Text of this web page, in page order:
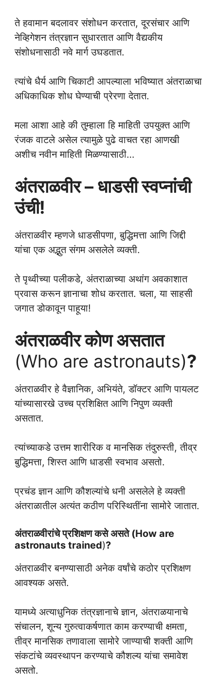
ते हवामान बदलावर संशोधन करतात, दूरसंचार आणि
नेव्हिगेशन तंत्रज्ञान सुधारतात आणि वैद्यकीय
संशोधनासाठी नवे मार्ग उघडतात.
त्यांचे धैर्य आणि चिकाटी आपल्याला भविष्यात अंतराळाचा
अधिकाधिक शोध घेण्याची प्रेरणा देतात.
मला आशा आहे की तुम्हाला हि माहिती उपयुक्त आणि
रंजक वाटले असेल त्यामुळे पुढे वाचत रहा आणखी
अशीच नवीन माहिती मिळण्यासाठी…
अंतराळवीर – धाडसी स्वप्नांची
उंची!
अंतराळवीर म्हणजे धाडसीपणा, बुद्धिमत्ता आणि जिद्दी
यांचा एक अद्भुत संगम असलेले व्यक्ती.
ते पृथ्वीच्या पलीकडे, अंतराळाच्या अथांग अवकाशात
प्रवास करून ज्ञानाचा शोध करतात. चला, या साहसी
जगात डोकावून पाहूया!
अंतराळवीर कोण असतात
(Who are astronauts)?
अंतराळवीर हे वैज्ञानिक, अभियंते, डॉक्टर आणि पायलट
यांच्यासारखे उच्च प्रशिक्षित आणि निपुण व्यक्ती
असतात.
त्यांच्याकडे उत्तम शारीरिक व मानसिक तंदुरुस्ती, तीव्र
बुद्धिमत्ता, शिस्त आणि धाडसी स्वभाव असतो.
प्रचंड ज्ञान आणि कौशल्यांचे धनी असलेले हे व्यक्ती
अंतराळातील अत्यंत कठीण परिस्थितींना सामोरे जातात.
अंतराळवीरांचे प्रशिक्षण कसे असते (How are
astronauts trained)?
अंतराळवीर बनण्यासाठी अनेक वर्षांचे कठोर प्रशिक्षण
आवश्यक असते.
यामध्ये अत्याधुनिक तंत्रज्ञानाचे ज्ञान, अंतराळयानाचे
संचालन, शून्य गुरुत्वाकर्षणात काम करण्याची क्षमता,
तीव्र मानसिक तणावाला सामोरे जाण्याची शक्ती आणि
संकटांचे व्यवस्थापन करण्याचे कौशल्य यांचा समावेश
असतो.